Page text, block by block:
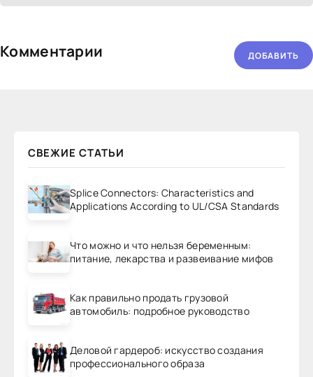
Комментарии ДОБАВИТЬ
СВЕЖИЕ СТАТЬИ
Splice Connectors: Characteristics and
Applications According to UL/CSA Standards
Что можно и что нельзя беременным:
питание, лекарства и развеивание мифов
Как правильно продать грузовой
автомобиль: подробное руководство
Деловой гардероб: искусство создания
профессионального образа